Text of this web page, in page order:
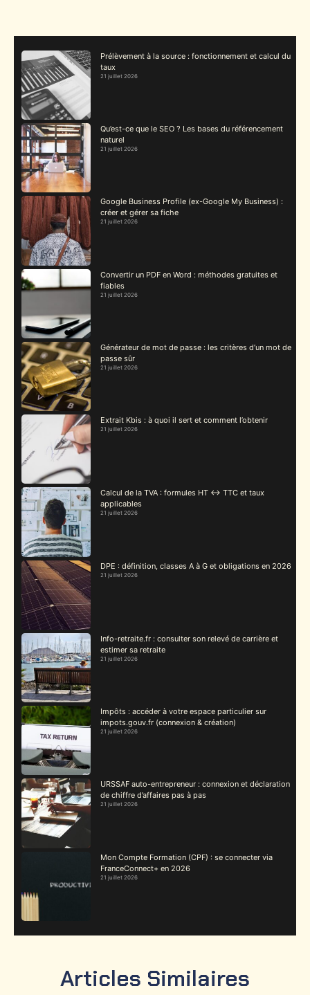
Prélèvement à la source : fonctionnement et calcul du
taux
21 juillet 2026
Qu’est-ce que le SEO ? Les bases du référencement
naturel
21 juillet 2026
Google Business Profile (ex-Google My Business) :
créer et gérer sa fiche
21 juillet 2026
Convertir un PDF en Word : méthodes gratuites et
fiables
21 juillet 2026
Générateur de mot de passe : les critères d’un mot de
passe sûr
21 juillet 2026
Extrait Kbis : à quoi il sert et comment l’obtenir
21 juillet 2026
Calcul de la TVA : formules HT ↔ TTC et taux
applicables
21 juillet 2026
DPE : définition, classes A à G et obligations en 2026
21 juillet 2026
Info-retraite.fr : consulter son relevé de carrière et
estimer sa retraite
21 juillet 2026
Impôts : accéder à votre espace particulier sur
impots.gouv.fr (connexion & création)
21 juillet 2026
URSSAF auto-entrepreneur : connexion et déclaration
de chiffre d’affaires pas à pas
21 juillet 2026
Mon Compte Formation (CPF) : se connecter via
FranceConnect+ en 2026
21 juillet 2026
Articles Similaires